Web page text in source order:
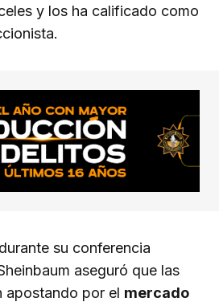
y los ha calificado como
su conferencia
aseguró que las
apostando por el mercado